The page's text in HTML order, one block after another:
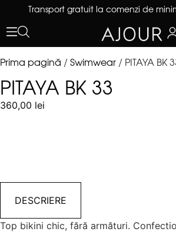
Transport gratuit la comenzi de
Prima pagină / Swimwear / PITAYA BK
PITAYA BK 33
360,00 lei
DESCRIERE
Top bikini chic, fără armături.